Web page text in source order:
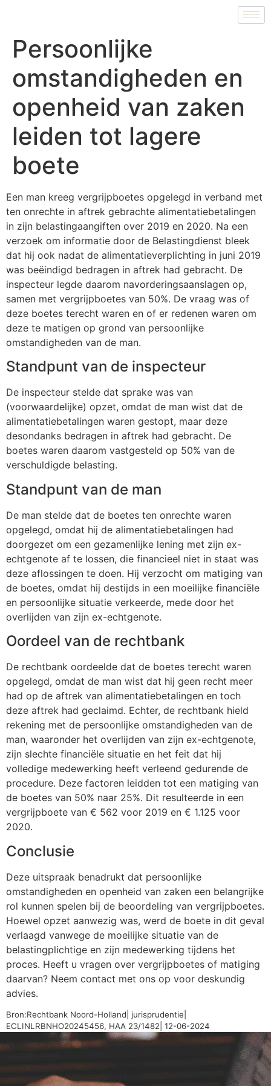
Persoonlijke
omstandigheden en
openheid van zaken
leiden tot lagere
boete
Een man kreeg vergrijpboetes opgelegd in verband met
ten onrechte in aftrek gebrachte alimentatiebetalingen
in zijn belastingaangiften over 2019 en 2020. Na een
verzoek om informatie door de Belastingdienst bleek
dat hij ook nadat de alimentatieverplichting in juni 2019
was beëindigd bedragen in aftrek had gebracht. De
inspecteur legde daarom navorderingsaanslagen op,
samen met vergrijpboetes van 50%. De vraag was of
deze boetes terecht waren en of er redenen waren om
deze te matigen op grond van persoonlijke
omstandigheden van de man.
Standpunt van de inspecteur
De inspecteur stelde dat sprake was van
(voorwaardelijke) opzet, omdat de man wist dat de
alimentatiebetalingen waren gestopt, maar deze
desondanks bedragen in aftrek had gebracht. De
boetes waren daarom vastgesteld op 50% van de
verschuldigde belasting.
Standpunt van de man
De man stelde dat de boetes ten onrechte waren
opgelegd, omdat hij de alimentatiebetalingen had
doorgezet om een gezamenlijke lening met zijn ex-
echtgenote af te lossen, die financieel niet in staat was
deze aflossingen te doen. Hij verzocht om matiging van
de boetes, omdat hij destijds in een moeilijke financiële
en persoonlijke situatie verkeerde, mede door het
overlijden van zijn ex-echtgenote.
Oordeel van de rechtbank
De rechtbank oordeelde dat de boetes terecht waren
opgelegd, omdat de man wist dat hij geen recht meer
had op de aftrek van alimentatiebetalingen en toch
deze aftrek had geclaimd. Echter, de rechtbank hield
rekening met de persoonlijke omstandigheden van de
man, waaronder het overlijden van zijn ex-echtgenote,
zijn slechte financiële situatie en het feit dat hij
volledige medewerking heeft verleend gedurende de
procedure. Deze factoren leidden tot een matiging van
de boetes van 50% naar 25%. Dit resulteerde in een
vergrijpboete van € 562 voor 2019 en € 1.125 voor
2020.
Conclusie
Deze uitspraak benadrukt dat persoonlijke
omstandigheden en openheid van zaken een belangrijke
rol kunnen spelen bij de beoordeling van vergrijpboetes.
Hoewel opzet aanwezig was, werd de boete in dit geval
verlaagd vanwege de moeilijke situatie van de
belastingplichtige en zijn medewerking tijdens het
proces. Heeft u vragen over vergrijpboetes of matiging
daarvan? Neem contact met ons op voor deskundig
advies.
Bron:Rechtbank Noord-Holland| jurisprudentie|
ECLINLRBNHO20245456, HAA 23/1482| 12-06-2024